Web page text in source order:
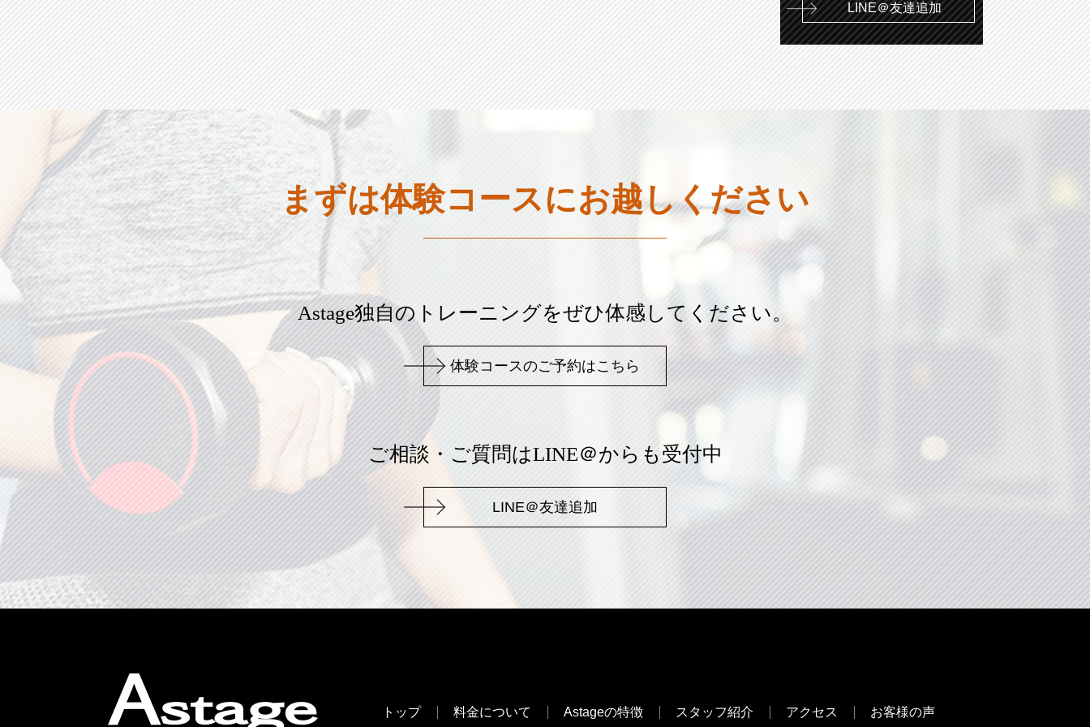
LINE＠友達追加
まずは体験コースにお越しください
Astage独自のトレーニングをぜひ体感してください。
体験コースのご予約はこちら
ご相談・ご質問はLINE＠からも受付中
LINE＠友達追加
トップ 料金について Astageの特徴 スタッフ紹介 アクセス お客様の声